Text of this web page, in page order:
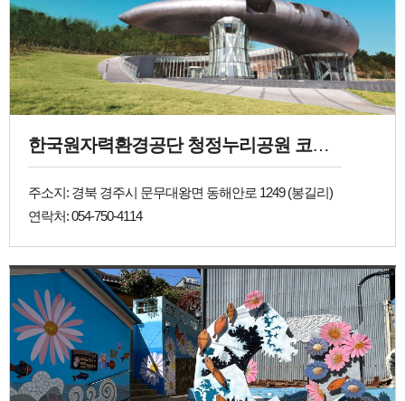
한국원자력환경공단 청정누리공원 코라디움
주소지: 경북 경주시 문무대왕면 동해안로 1249 (봉길리)
연락처: 054-750-4114